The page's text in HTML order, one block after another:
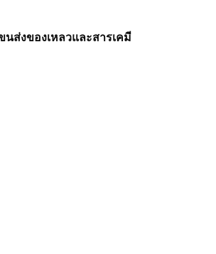
นส่งของเหลวและสารเคมี